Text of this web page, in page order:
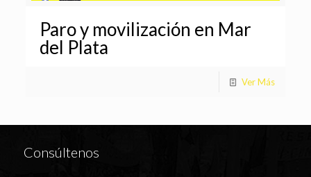
Paro y movilización en Mar
del Plata
Ver Más
Consúltenos